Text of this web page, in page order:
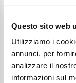
Questo sito web
Utilizziamo i
annunci, per
analizzare il
informazioni sul
Il tuo